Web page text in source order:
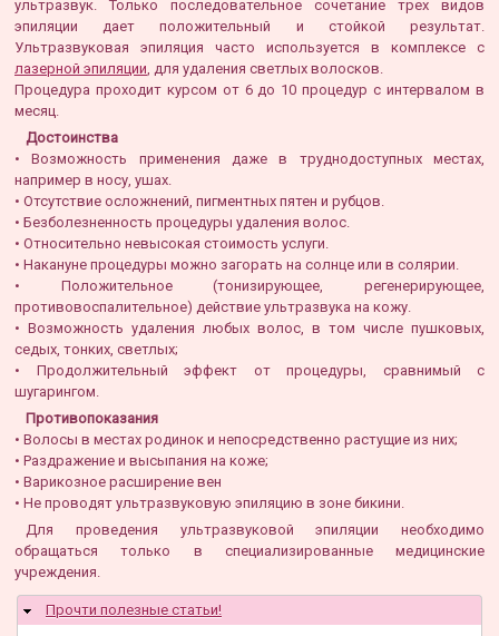
ультразвук. Только последовательное сочетание трех видов
эпиляции дает положительный и стойкой результат.
Ультразвуковая эпиляция часто используется в комплексе с
лазерной эпиляции , для удаления светлых волосков.
Процедура проходит курсом от 6 до 10 процедур с интервалом в
месяц.
Достоинства
• Возможность применения даже в труднодоступных местах,
например в носу, ушах.
• Отсутствие осложнений, пигментных пятен и рубцов.
• Безболезненность процедуры удаления волос.
• Относительно невысокая стоимость услуги.
• Накануне процедуры можно загорать на солнце или в солярии.
• Положительное (тонизирующее, регенерирующее,
противовоспалительное) действие ультразвука на кожу.
• Возможность удаления любых волос, в том числе пушковых,
седых, тонких, светлых;
• Продолжительный эффект от процедуры, сравнимый с
шугарингом.
Противопоказания
• Волосы в местах родинок и непосредственно растущие из них;
• Раздражение и высыпания на коже;
• Варикозное расширение вен
• Не проводят ультразвуковую эпиляцию в зоне бикини.
Для проведения ультразвуковой эпиляции необходимо
обращаться только в специализированные медицинские
учреждения.
Скрыть
Прочти полезные статьи!